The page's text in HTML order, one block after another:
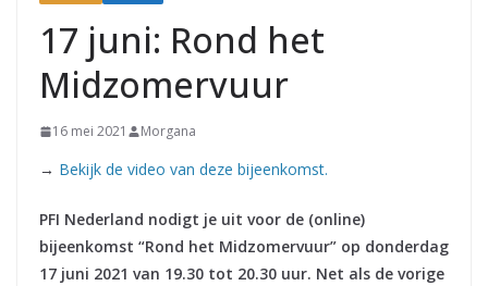
17 juni: Rond het
Midzomervuur
16 mei 2021 Morgana
→ Bekijk de video van deze bijeenkomst.
PFI Nederland nodigt je uit voor de (online)
bijeenkomst “Rond het Midzomervuur” op donderdag
17 juni 2021 van 19.30 tot 20.30 uur. Net als de vorige